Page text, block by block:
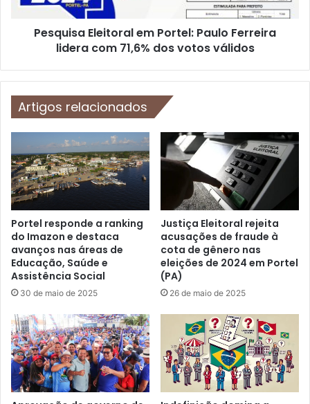
a
n
ç
e
p
r
o
m
e
t
e
i
m
u
l
s
i
o
n
a
l
m
P
o
r
t
e
l
:
P
a
l
o
F
e
r
Pesquisa Eleitoral em Portel: Paulo Ferreira
lidera com 71,6% dos votos válidos
Artigos relacionados
Portel responde a ranking
do Imazon e destaca
avanços nas áreas de
Educação, Saúde e
Assistência Social
30 de maio de 2025
Justiça Eleitoral rejeita
acusações de fraude à
cota de gênero nas
eleições de 2024 em Portel
(PA)
26 de maio de 2025